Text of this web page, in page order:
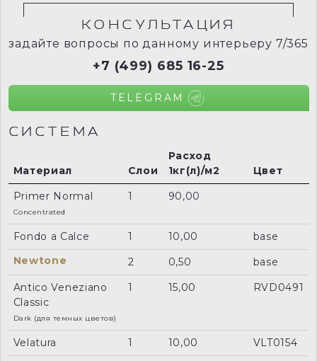
КОНСУЛЬТАЦИЯ
задайте вопросы по данному интерьеру 7/365
+7 (499) 685 16-25
TELEGRAM
СИСТЕМА
Материал Слои
Расход
1кг(л)/м2
Цвет
Primer Normal
Concentrated
1 90,00
Fondo a Calce 1 10,00
base
Newtone
2 0,50
base
Antico Veneziano
Classic
Dark (для темных цветов)
1 15,00 RVD0491
Velatura 1 10,00
VLT0154